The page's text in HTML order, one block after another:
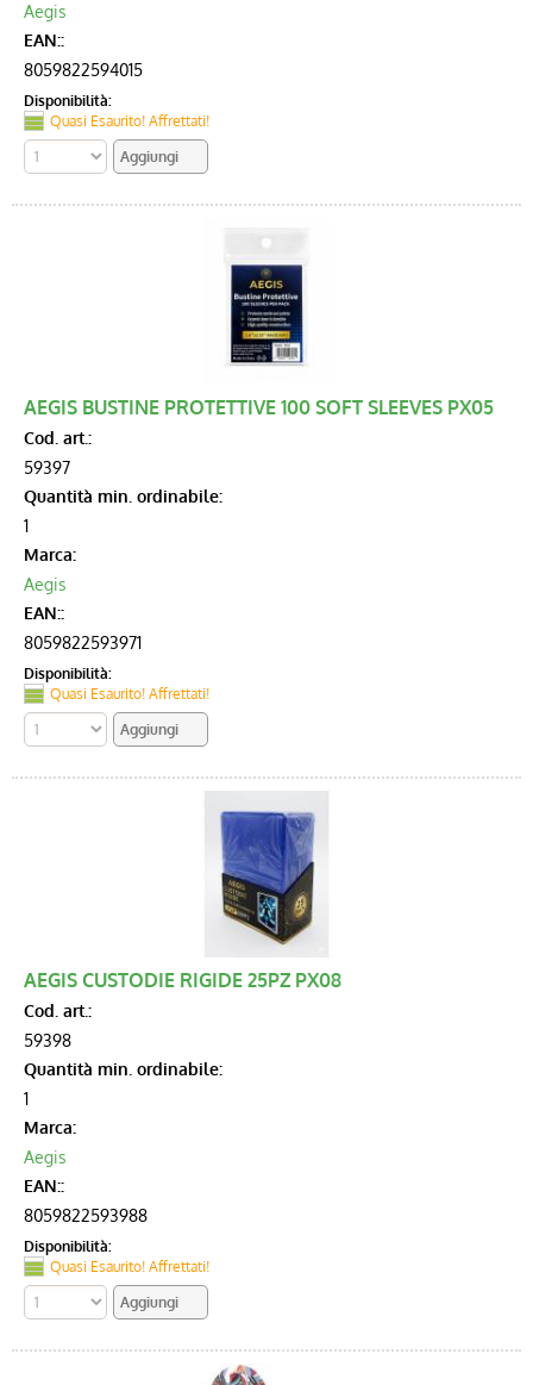
Aegis
EAN::
8059822594015
Disponibilità:
Quasi Esaurito! Affrettati!
AEGIS BUSTINE PROTETTIVE 100 SOFT SLEEVES PX05
Cod. art.:
59397
Quantità min. ordinabile:
1
Marca:
Aegis
EAN::
8059822593971
Disponibilità:
Quasi Esaurito! Affrettati!
AEGIS CUSTODIE RIGIDE 25PZ PX08
Cod. art.:
59398
Quantità min. ordinabile:
1
Marca:
Aegis
EAN::
8059822593988
Disponibilità:
Quasi Esaurito! Affrettati!